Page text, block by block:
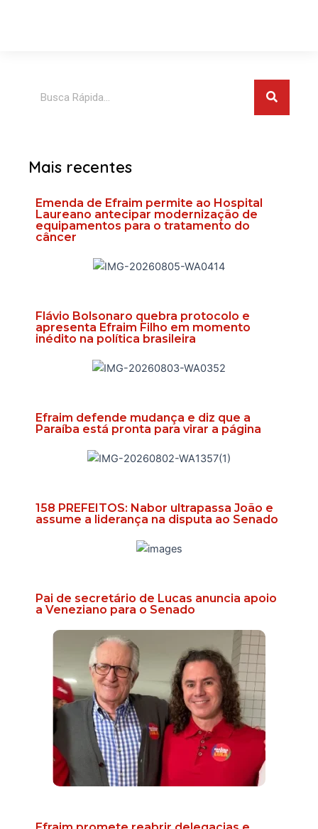
Mais recentes
Emenda de Efraim permite ao Hospital
Laureano antecipar modernização de
equipamentos para o tratamento do
câncer
Flávio Bolsonaro quebra protocolo e
apresenta Efraim Filho em momento
inédito na política brasileira
Efraim defende mudança e diz que a
Paraíba está pronta para virar a página
158 PREFEITOS: Nabor ultrapassa João e
assume a liderança na disputa ao Senado
Pai de secretário de Lucas anuncia apoio
a Veneziano para o Senado